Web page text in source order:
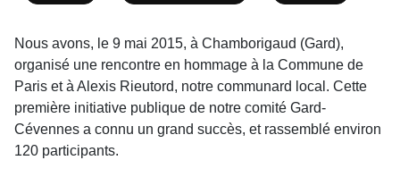
Nous avons, le 9 mai 2015, à Chamborigaud (Gard),
organisé une rencontre en hommage à la Commune de
Paris et à Alexis Rieutord, notre communard local. Cette
première initiative publique de notre comité Gard-
Cévennes a connu un grand succès, et rassemblé environ
120 participants.